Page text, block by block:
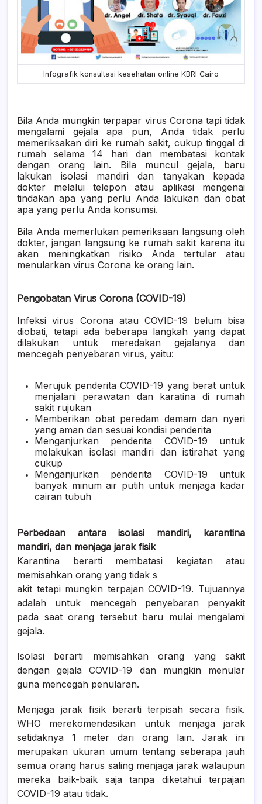
Infografik konsultasi kesehatan online KBRI Cairo
Bila Anda mungkin terpapar virus Corona tapi tidak
mengalami gejala apa pun, Anda tidak perlu
memeriksakan diri ke rumah sakit, cukup tinggal di
rumah selama 14 hari dan membatasi kontak
dengan orang lain. Bila muncul gejala, baru
lakukan isolasi mandiri dan tanyakan kepada
dokter melalui telepon atau aplikasi mengenai
tindakan apa yang perlu Anda lakukan dan obat
apa yang perlu Anda konsumsi.
Bila Anda memerlukan pemeriksaan langsung oleh
dokter, jangan langsung ke rumah sakit karena itu
akan meningkatkan risiko Anda tertular atau
menularkan virus Corona ke orang lain.
Pengobatan Virus Corona (COVID-19)
Infeksi virus Corona atau COVID-19 belum bisa
diobati, tetapi ada beberapa langkah yang dapat
dilakukan untuk meredakan gejalanya dan
mencegah penyebaran virus, yaitu:
Merujuk penderita COVID-19 yang berat untuk
menjalani perawatan dan karatina di rumah
sakit rujukan
Memberikan obat peredam demam dan nyeri
yang aman dan sesuai kondisi penderita
Menganjurkan penderita COVID-19 untuk
melakukan isolasi mandiri dan istirahat yang
cukup
Menganjurkan penderita COVID-19 untuk
banyak minum air putih untuk menjaga kadar
cairan tubuh
Perbedaan antara isolasi mandiri, karantina
mandiri, dan menjaga jarak fisik
Karantina berarti membatasi kegiatan atau
memisahkan orang yang tidak s
akit tetapi mungkin terpajan COVID-19. Tujuannya
adalah untuk mencegah penyebaran penyakit
pada saat orang tersebut baru mulai mengalami
gejala.
Isolasi berarti memisahkan orang yang sakit
dengan gejala COVID-19 dan mungkin menular
guna mencegah penularan.
Menjaga jarak fisik berarti terpisah secara fisik.
WHO merekomendasikan untuk menjaga jarak
setidaknya 1 meter dari orang lain. Jarak ini
merupakan ukuran umum tentang seberapa jauh
semua orang harus saling menjaga jarak walaupun
mereka baik-baik saja tanpa diketahui terpajan
COVID-19 atau tidak.